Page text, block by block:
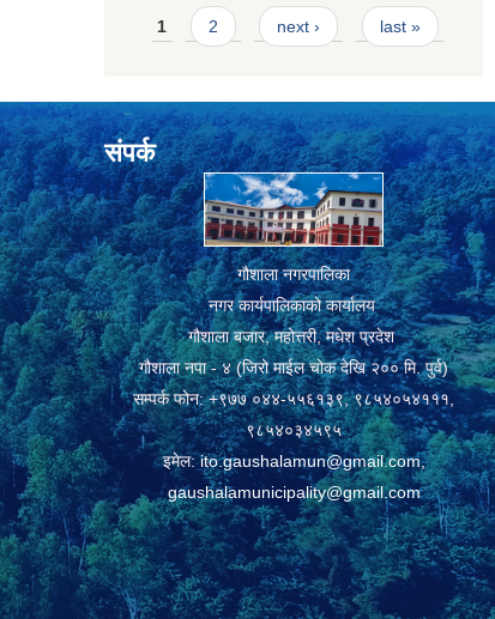
Pages
1 2 next › last »
संपर्क
गौशाला नगरपालिका
नगर कार्यपालिकाको कार्यालय
गौशाला बजार, महोत्तरी, मधेश प्रदेश
गौशाला नपा - ४ (जिरो माईल चोक देखि २०० मि. पुर्व)
सम्पर्क फोन: +९७७ ०४४-५५६१३९, ९८५४०५४१११,
९८५४०३४५९५
इमेल:ito.gaushalamun@gmail.com,
gaushalamunicipality@gmail.com